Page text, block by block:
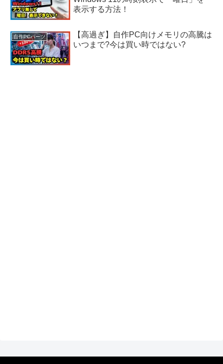
表示する方法！
自作PCパーツ
【高過ぎ】自作PC向けメモリの高騰は
いつまで?今は買い時ではない?